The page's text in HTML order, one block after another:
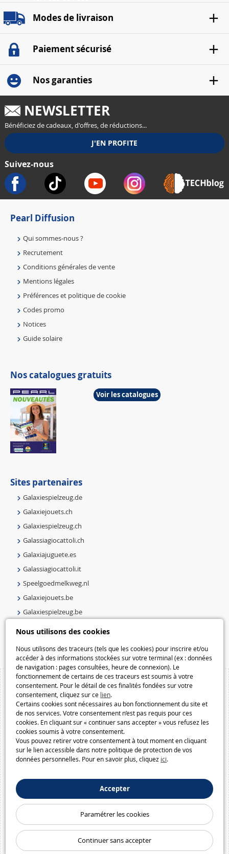
Nous utilisons des cookies
Nous utilisons des traceurs (tels que les cookies) pour inscrire et/ou
accéder à des informations stockées sur votre terminal (ex : données
de navigation : pages consultées, heure de connexion). Le
fonctionnement de certains de ces traceurs est soumis à votre
consentement. Pour le détail de ces finalités fondées sur votre
consentement, cliquez sur ce lien.
Certains cookies sont nécessaires au bon fonctionnement du site et
de nos services. Votre consentement n’est pas requis pour ces
cookies. En cliquant sur « continuer sans accepter » vous refusez les
cookies soumis à votre consentement.
Vous pouvez retirer votre consentement à tout moment en cliquant
sur le lien accessible dans notre politique de protection de vos
données personnelles. Pour en savoir plus, cliquez ici.
Accepter
Paramétrer les cookies
Continuer sans accepter
Modes de livraison
Paiement sécurisé
Nos garanties
NEWSLETTER
Bénéficiez de cadeaux, d'offres, de réductions...
Suivez-nous
Pearl Diffusion
Qui sommes-nous ?
Recrutement
Conditions générales de vente
Mentions légales
Préférences et politique de cookie
Codes promo
Notices
Guide solaire
Nos catalogues gratuits
Voir les catalogues
Sites partenaires
Galaxiespielzeug.de
Galaxiejouets.ch
Galaxiespielzeug.ch
Galassiagiocattoli.ch
Galaxiajuguete.es
Galassiagiocattoli.it
Speelgoedmelkweg.nl
Galaxiejouets.be
Galaxiespielzeug.be